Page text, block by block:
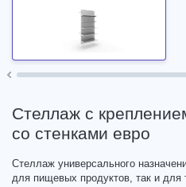
Стеллаж с
со стенками евро
Стеллаж универсального
для пищевых продуктов, так и для